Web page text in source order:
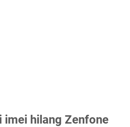
imei hilang Zenfone